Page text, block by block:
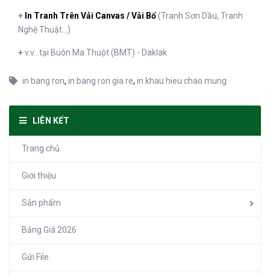
+ In Tranh Trên Vải Canvas / Vải Bố(Tranh Sơn Dầu, Tranh
Nghệ Thuật...)
+v.v...tại Buôn Ma Thuột (BMT) - Daklak
in bang ron, in bang ron gia re, in khau hieu chao mung
LIÊN KẾT
Trang chủ
Giới thiệu
Sản phẩm
Bảng Giá 2026
Gửi File